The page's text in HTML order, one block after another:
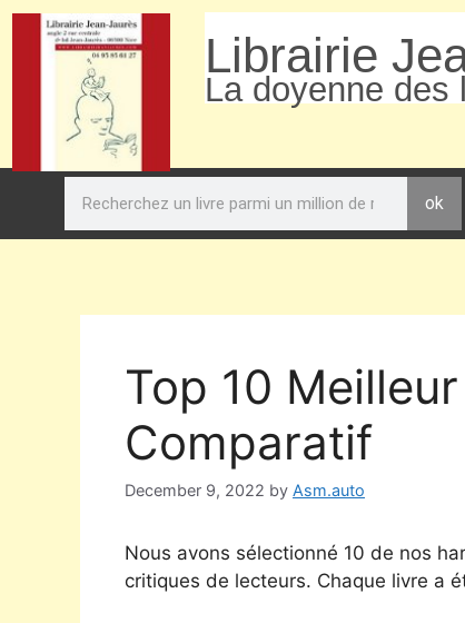
Librairie
La doyenne des
ok
Top 10
Comparatif
December 9, 2022 by Asm.auto
Nous avons sélectionné 10 de nos
critiques de lecteurs. Chaque livre a